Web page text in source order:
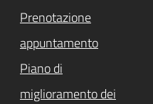
Prenotazione
appuntamento
Piano di
miglioramento dei